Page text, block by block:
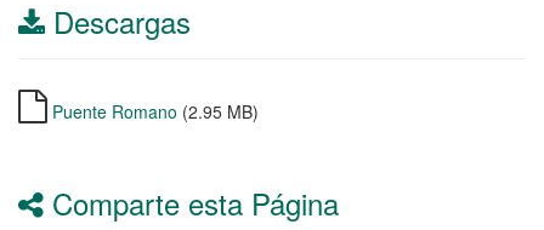
Descargas
Puente Romano (2.95 MB)
Comparte esta Página